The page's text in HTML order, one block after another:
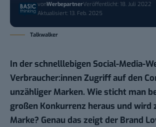
vonWerbepartnerVeröffentlicht: 18. Juli 2022
Aktualisiert: 13. Feb. 2025
Talkwalker
In der schnelllebigen Social-Media-
Verbraucher:innen Zugriff auf den
unzähliger Marken. Wie sticht man
großen Konkurrenz heraus und wird
Marke? Genau das zeigt der Brand